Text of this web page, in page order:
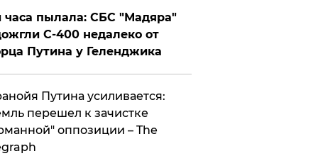
часа пылала: СБС "Мадяра"
С-400 недалеко от
Путина у Геленджика
Путина усиливается:
перешел к зачистке
оппозиции – The